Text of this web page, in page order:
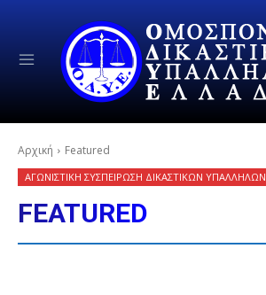
Αρχική Featured
ΑΓΩΝΙΣΤΙΚΗ ΣΥΣΠΕΙΡΩΣΗ ΔΙΚΑΣΤΙΚΩΝ ΥΠΑΛΛΗΛΩΝ
FEATURED